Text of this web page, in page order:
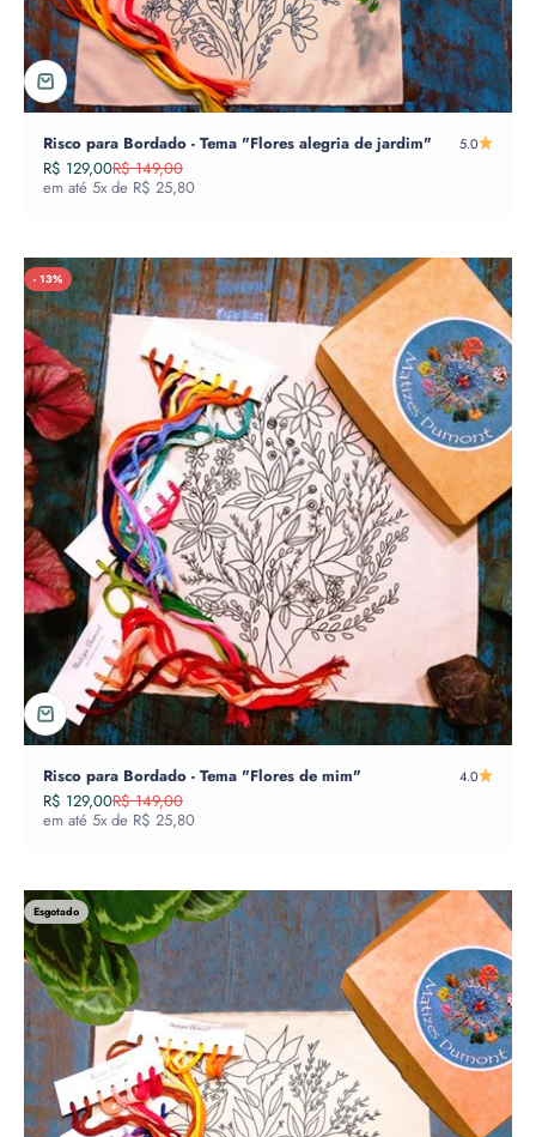
Risco para Bordado - Tema "Flores alegria de jardim" 5.0
Preço promocional
R$ 129,00Preço normal
R$ 149,00
em até 5x de R$ 25,80
- 13%
Risco para Bordado - Tema "Flores de mim" 4.0
Preço promocional
R$ 129,00Preço normal
R$ 149,00
em até 5x de R$ 25,80
Esgotado